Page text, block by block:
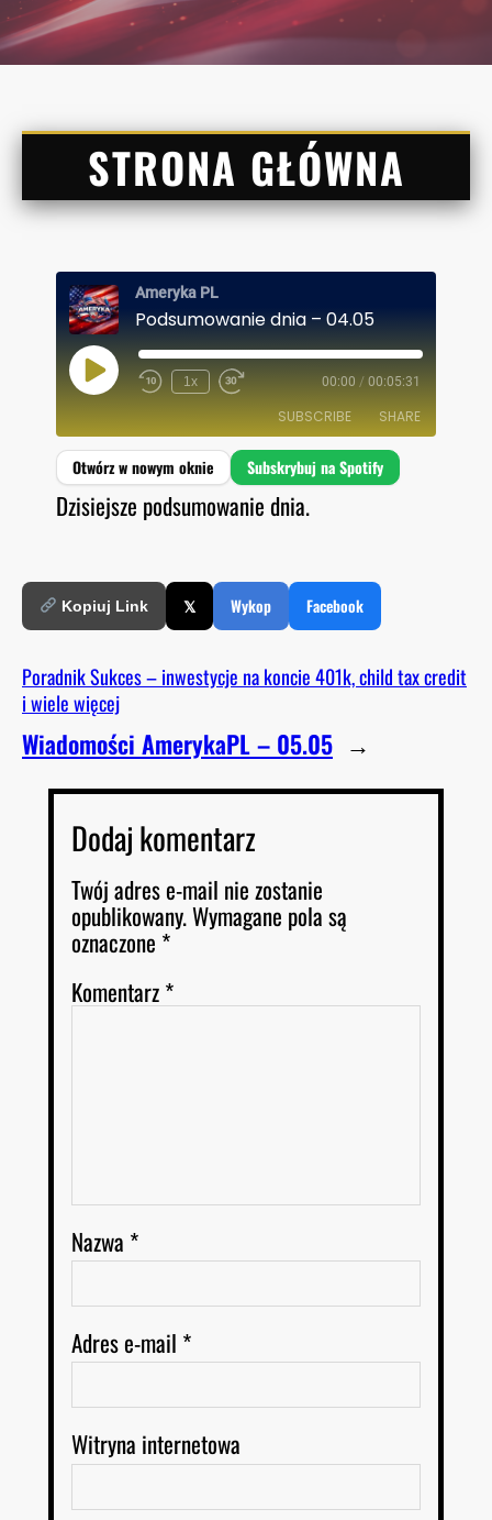
STRONA GŁÓWNA
Ameryka PL
Podsumowanie dnia – 04.05
P
L
P
I
O
1x 00:00 / 00:05:31
SUBSCRIBE SHARE
Spotify
RSS FEED
SHARE
Dzisiejsze podsumowanie dnia.
Kopiuj Link 𝕏 Wykop Facebook
Poradnik Sukces – inwestycje na koncie 401k, child tax credit
i wiele więcej
Wiadomości AmerykaPL – 05.05 →
Dodaj komentarz
Twój adres e-mail nie zostanie
opublikowany.Wymagane pola są
oznaczone *
Komentarz*
Nazwa *
Adres e-mail *
Witryna internetowa